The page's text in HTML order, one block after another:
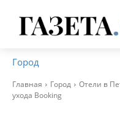
Город
Главная Город
Отели в
ухода Booking